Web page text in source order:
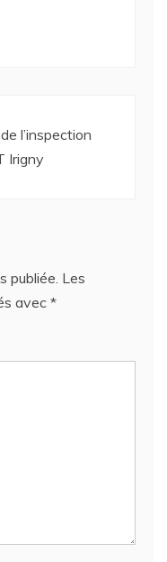
l’inspection
Irigny
publiée. Les
avec *